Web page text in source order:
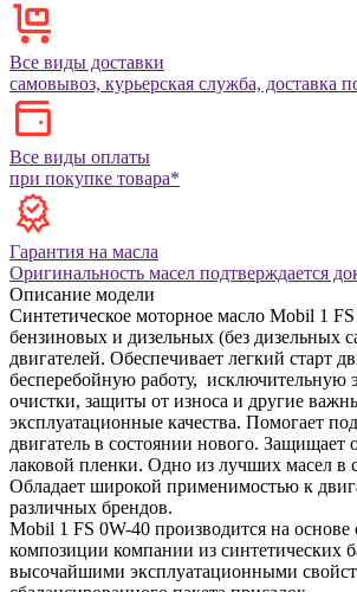
Все виды доставки
самовывоз, курьерская служба, доставка
Все виды оплаты
при покупке товара*
Гарантия на масла
Оригинальность масел подтверждается
Описание модели
Синтетическое моторное масло Mobil 1
бензиновых и дизельных (без дизельных
двигателей. Обеспечивает легкий старт
бесперебойную работу, исключительную
очистки, защиты от износа и другие
эксплуатационные качества. Помогает
двигатель в состоянии нового. Защищает
лаковой пленки. Одно из лучших масел в
Обладает широкой применимостью к
различных брендов.
Mobil 1 FS 0W-40 производится на основе
композиции компании из синтетических
высочайшими эксплуатационными